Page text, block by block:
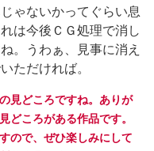
ゃないかってぐらい息
は今後ＣＧ処理で消し
。うわぁ、見事に消え
ただければ。
見どころですね。ありが
どころがある作品です。
ので、ぜひ楽しみにして